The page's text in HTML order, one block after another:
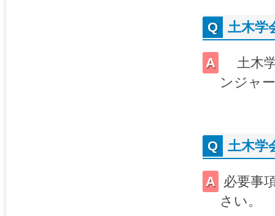
土木学
土木
ンジャ
土木学
必要事
さい。